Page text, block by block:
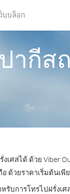
บบล็อก
ากีส
ศสได้ ด้วย Viber
ด้วยราคาเริ่มต้นเพี
รับการโทรไปฝรั่งเศ